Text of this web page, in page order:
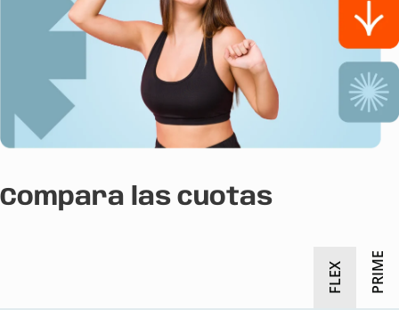
Compara las cuotas
FLEX PRIME